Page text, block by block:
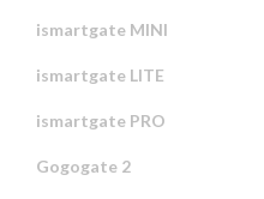
ismartgate MINI
ismartgate LITE
ismartgate PRO
Gogogate 2